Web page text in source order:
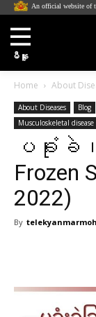
An official website of
မီနူး
Home About
About Diseases Blog
Musculoskeletal disease
ပခုံးခဲ
Frozen
2022)
By telekyanmarmoh